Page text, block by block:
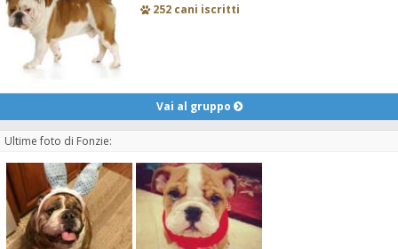
252 cani iscritti
Vai al gruppo
Ultime foto di Fonzie: